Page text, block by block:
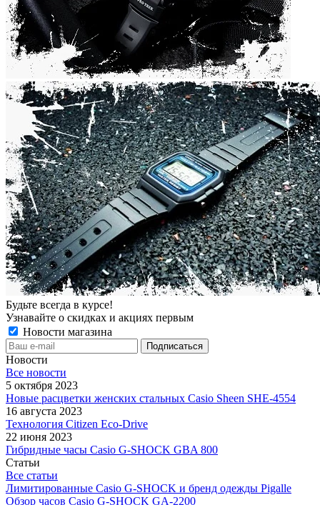
Будьте всегда в курсе!
Узнавайте о скидках и акциях первым
Новости магазина
Новости
Все новости
5 октября 2023
Новые расцветки женских стальных Casio Sheen SHE-4554
16 августа 2023
Технология Citizen Eco-Drive
22 июня 2023
Гибридные часы Casio G-SHOCK GBA 800
Статьи
Все статьи
Лимитированные Casio G-SHOCK и бренд одежды Pigalle
Обзор часов Casio G-SHOCK GA-2200